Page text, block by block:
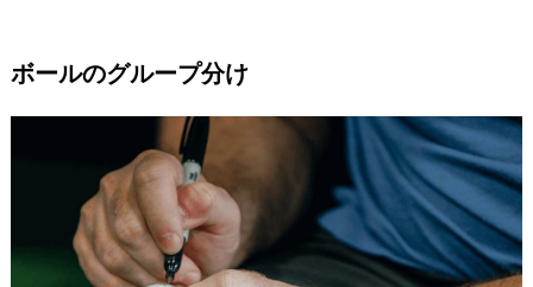
ボールのグループ分け